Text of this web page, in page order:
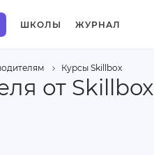
ШКОЛЫ ЖУРНАЛ
Курсы Skillbox
от Skillbox